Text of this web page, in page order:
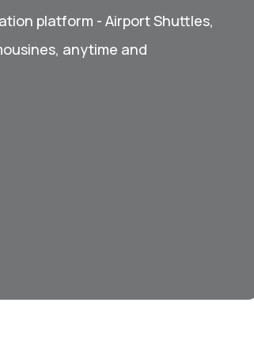
platform - Airport Shuttles,
anytime and